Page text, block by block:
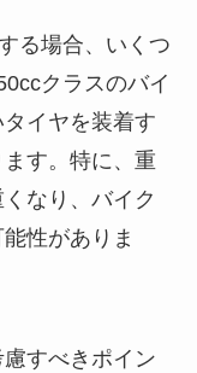
る場合、いくつ
クラスのバイ
イヤを装着す
す。特に、重
なり、バイク
性がありま
すべきポイン